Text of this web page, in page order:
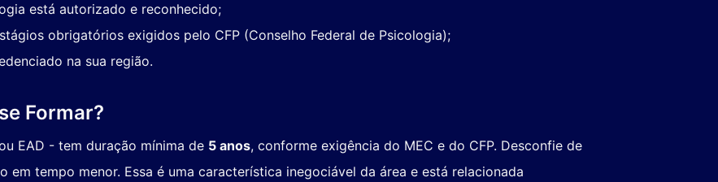
está autorizado e reconhecido;
obrigatórios exigidos pelo CFP (Conselho Federal de Psicologia);
na sua região.
Formar?
EAD - tem duração mínima de 5 anos, conforme exigência do MEC e do CFP. Desconfie de
tempo menor. Essa é uma característica inegociável da área e está relacionada